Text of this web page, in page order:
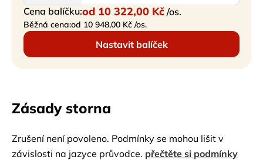
Cena balíčku:od 10 322,00 Kč /os.
Běžná cena:od 10 948,00 Kč /os.
Nastavit balíček
Zásady storna
Zrušení není povoleno. Podmínky se mohou lišit v
závislosti na jazyce průvodce. přečtěte si podmínky